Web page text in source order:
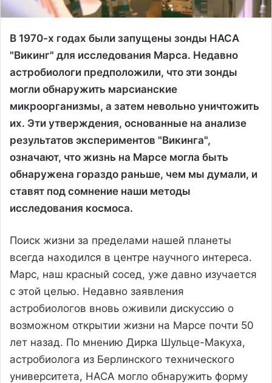
В 1970-х годах были запущены зонды НАСА
"Викинг" для исследования Марса. Недавно
астробиологи предположили, что эти зонды
могли обнаружить марсианские
микроорганизмы, а затем невольно уничтожить
их. Эти утверждения, основанные на анализе
результатов экспериментов "Викинга",
означают, что жизнь на Марсе могла быть
обнаружена гораздо раньше, чем мы думали, и
ставят под сомнение наши методы
исследования космоса.
Поиск жизни за пределами нашей планеты
всегда находился в центре научного интереса.
Марс, наш красный сосед, уже давно изучается
с этой целью. Недавно заявления
астробиологов вновь оживили дискуссию о
возможном открытии жизни на Марсе почти 50
лет назад. По мнению Дирка Шульце-Макуха,
астробиолога из Берлинского технического
университета, НАСА могло обнаружить форму